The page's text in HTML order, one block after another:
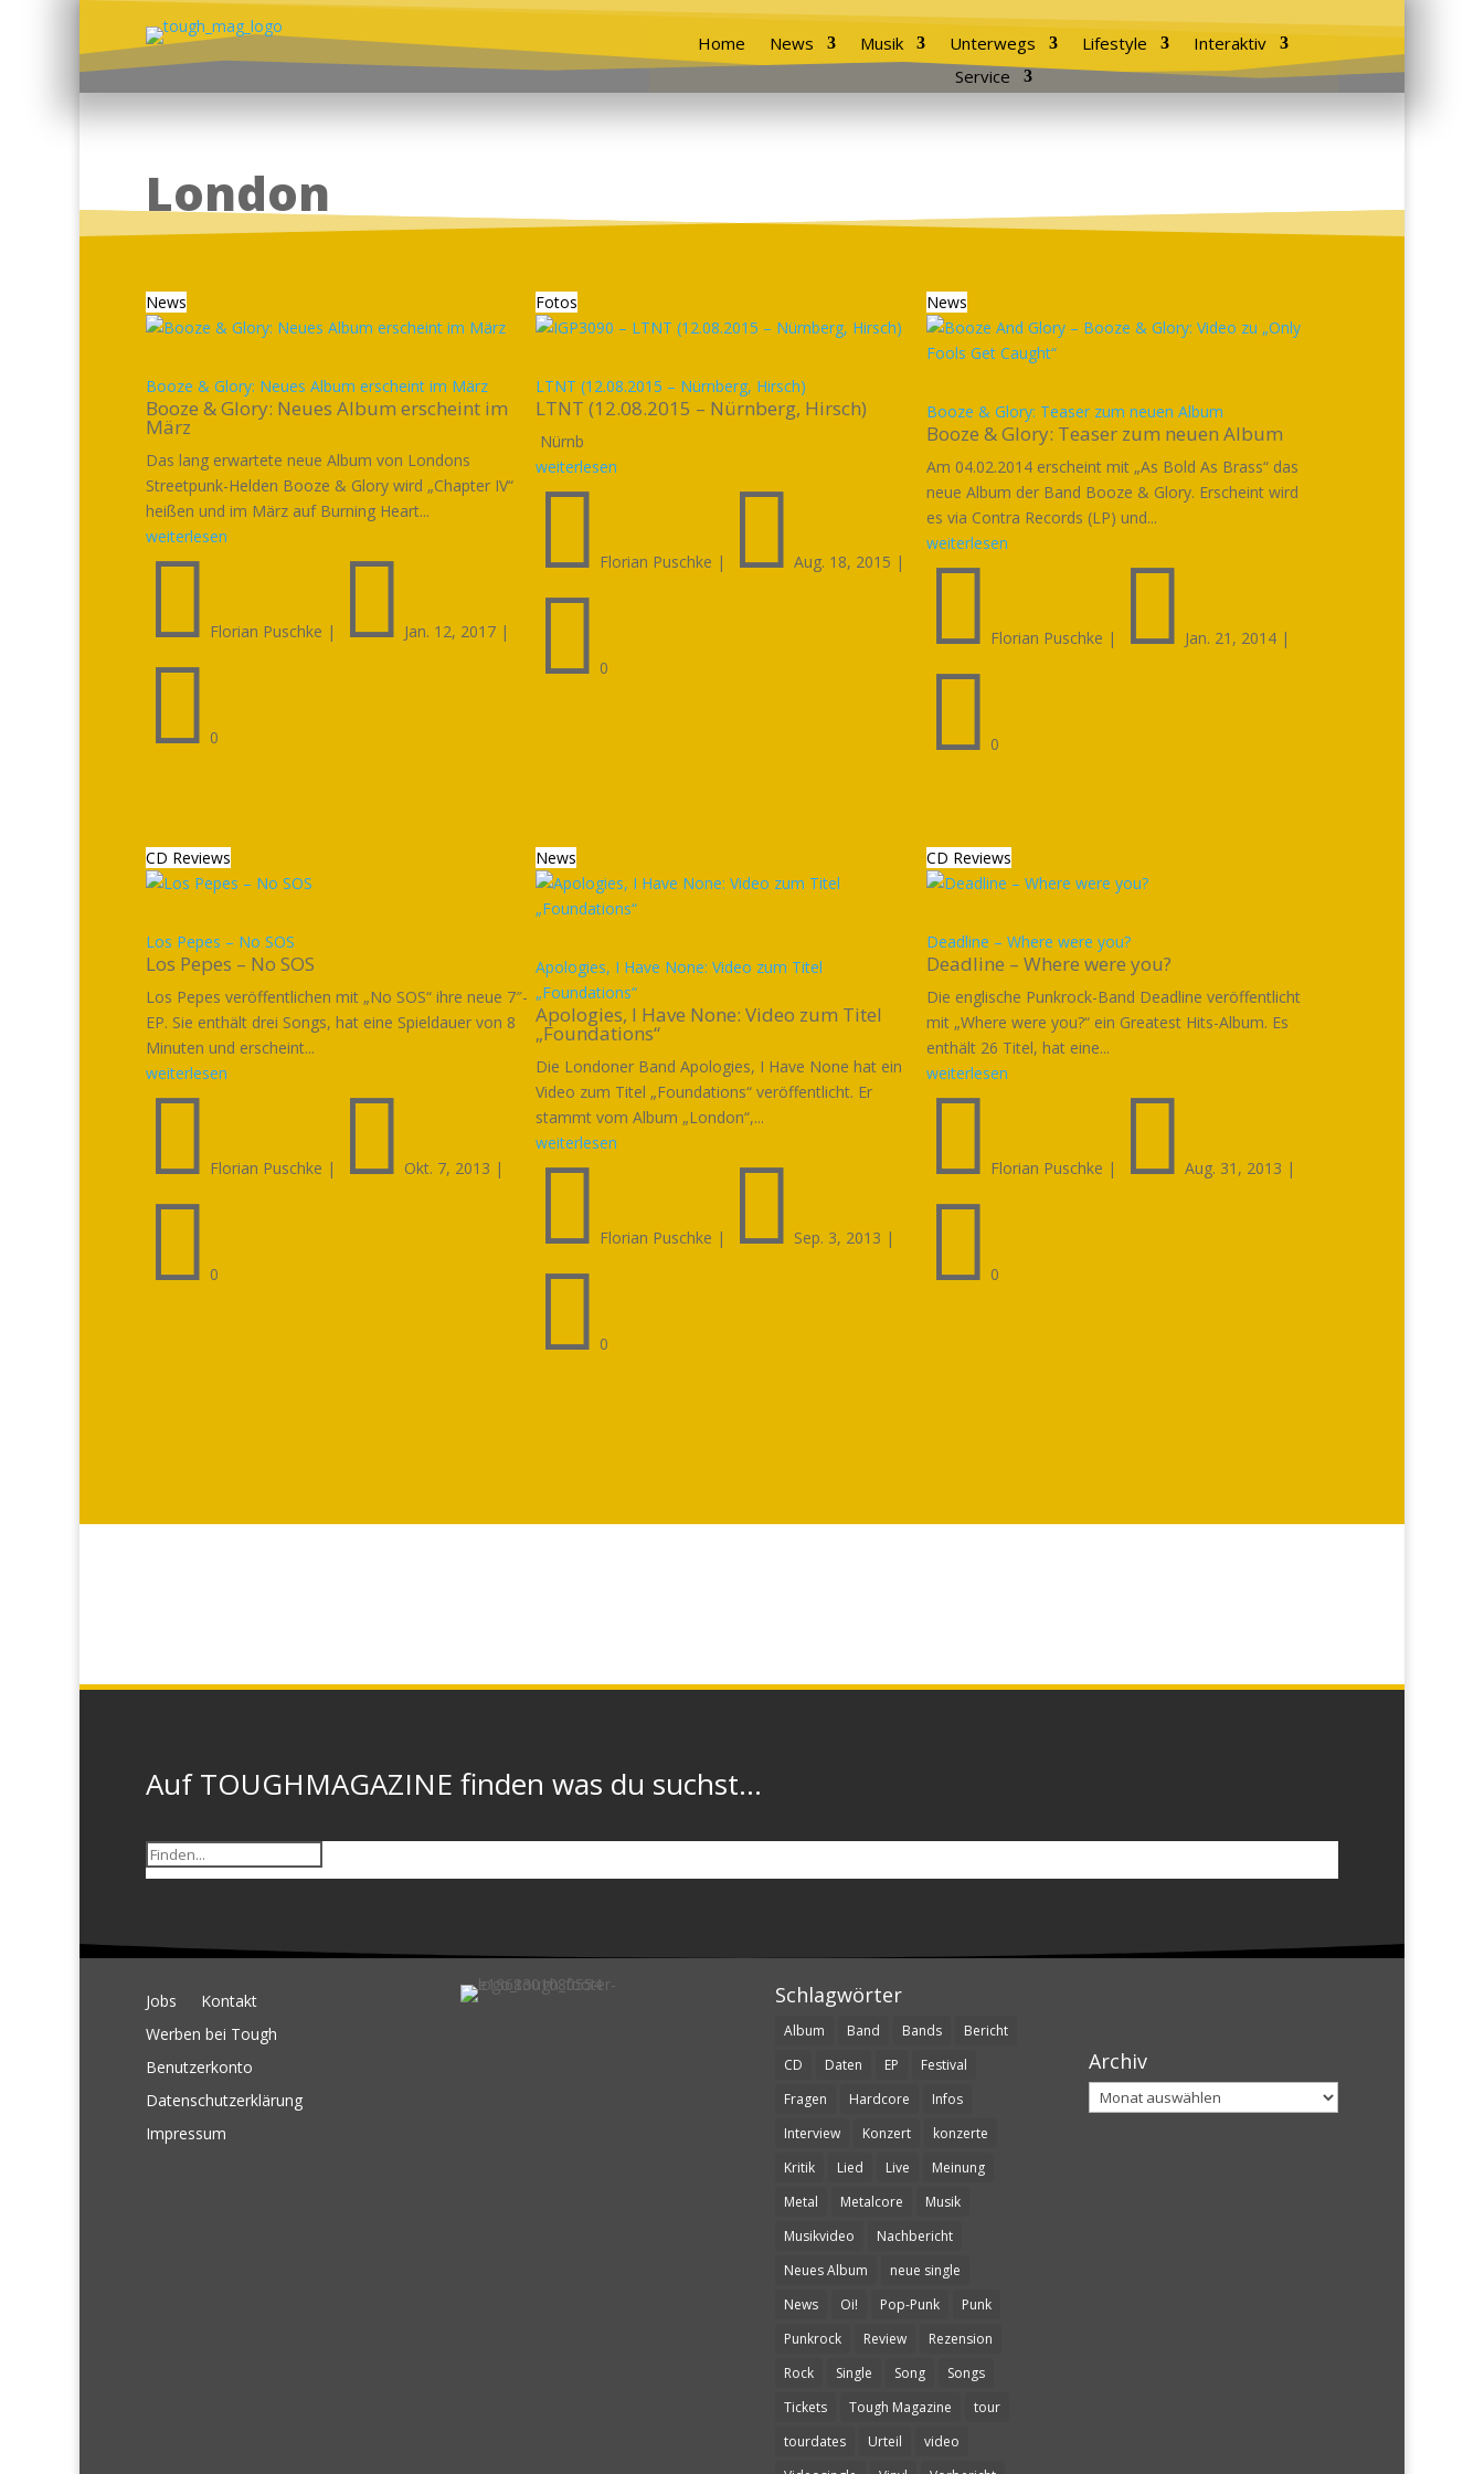
Home News Musik Unterwegs Lifestyle
Interaktiv
Service
London
News
Booze & Glory: Neues Album erscheint im März
Booze & Glory: Neues Album erscheint im
März
Das lang erwartete neue Album von Londons
Streetpunk-Helden Booze & Glory wird „Chapter IV“
heißen und im März auf Burning Heart...
weiterlesen
 Florian Puschke |  Jan. 12, 2017 |
 0
Fotos
LTNT (12.08.2015 – Nürnberg, Hirsch)
LTNT (12.08.2015 – Nürnberg, Hirsch)
Nürnb
weiterlesen
 Florian Puschke | Aug. 18, 2015 |
 0
News
Booze & Glory: Teaser zum neuen Album
Booze & Glory: Teaser zum neuen Album
Am 04.02.2014 erscheint mit „As Bold As Brass“ das
neue Album der Band Booze & Glory. Erscheint wird
es via Contra Records (LP) und...
weiterlesen
 Florian Puschke |  Jan. 21, 2014|
 0
CD Reviews
Los Pepes – No SOS
Los Pepes – No SOS
Los Pepes veröffentlichen mit „No SOS“ ihre neue 7″-
EP. Sie enthält drei Songs, hat eine Spieldauer von 8
Minuten und erscheint...
weiterlesen
 Florian Puschke |  Okt. 7, 2013 |
 0
News
Apologies, I Have None: Video zum Titel
„Foundations“
Apologies, I Have None: Video zum Titel
„Foundations“
Die Londoner Band Apologies, I Have None hat ein
Video zum Titel „Foundations“ veröffentlicht. Er
stammt vom Album „London“,...
weiterlesen
 Florian Puschke |  Sep. 3, 2013 |
 0
CD Reviews
Deadline – Where were you?
Deadline – Where were you?
Die englische Punkrock-Band Deadline veröffentlicht
mit „Where were you?“ ein Greatest Hits-Album. Es
enthält 26 Titel, hat eine...
weiterlesen
 Florian Puschke |  Aug. 31, 2013 |
 0
Auf TOUGHMAGAZINE finden was du suchst...
Jobs
Kontakt
Werben bei Tough
Benutzerkonto
Datenschutzerklärung
Impressum
Schlagwörter
Album Band Bands
Bericht
CD
Daten EP
Festival
Fragen
Hardcore
Infos
Interview
Konzert
konzerte
Kritik
Lied Live
Meinung
Metal
Metalcore
Musik
Musikvideo
Nachbericht
Neues Album
neue single
News
Oi! Pop-Punk
Punk
Punkrock
Review
Rezension
Rock
Single Song
Songs
Tickets
Tough Magazine
tour
tourdates
Urteil
video
Archiv
Archiv